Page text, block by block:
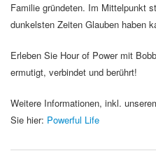
Familie gründeten. Im Mittelpunkt
dunkelsten Zeiten Glauben haben
Erleben Sie Hour of Power mit
ermutigt, verbindet und berührt!
Weitere Informationen, inkl.
Sie hier: Powerful Life